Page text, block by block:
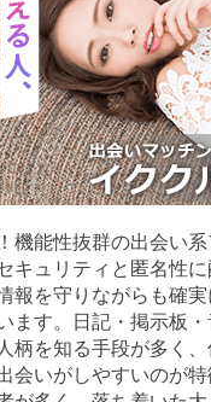
機能性抜群の出会い系
キュリティと匿名性
報を守りながらも確
ます。日記・掲示板
柄を知る手段が多く
会いがしやすいのが